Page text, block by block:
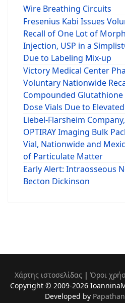
Wire Breathing Circuits
Fresenius Kabi Issues
Recall of One Lot of
Injection, USP in a
Due to Labeling Mix-up
Victory Medical Center
Voluntary Nationwide
Compounded
Dose Vials Due to
Liebel-Flarsheim
OPTIRAY Imaging Bulk
Vial, Nationwide and
of Particulate Matter
Early Alert: Intraosseous
Becton Dickinson
Χάρτης ιστοσελίδας| Όροι
Copyright © 2009-2026
Developed by